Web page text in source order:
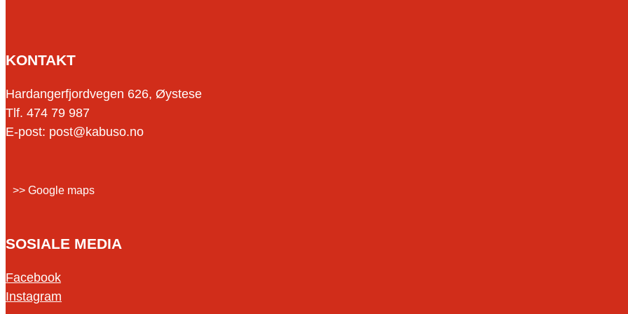
KONTAKT
Hardangerfjordvegen 626, Øystese
Tlf. 474 79 987
E-post: post@kabuso.no
>> Google maps
SOSIALE MEDIA
Facebook
Instagram